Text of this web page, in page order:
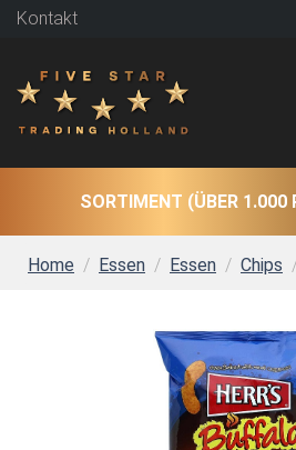
Kontakt
SORTIMENT (ÜBER 1.000
Home Essen Essen Chips